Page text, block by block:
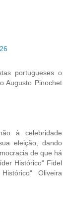
portugueses o
Augusto Pinochet
à celebridade
eleição, dando
de que há
Histórico" Fidel
Oliveira